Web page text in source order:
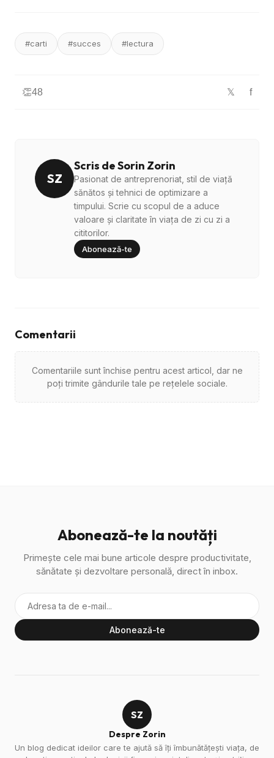
#carti #succes #lectura
👏48 𝕏 f
SZ
Scris de Sorin Zorin
Pasionat de antreprenoriat, stil de viață
sănătos și tehnici de optimizare a
timpului. Scrie cu scopul de a aduce
valoare și claritate în viața de zi cu zi a
cititorilor.
Abonează-te
Comentarii
Comentariile sunt închise pentru acest articol, dar ne
poți trimite gândurile tale pe rețelele sociale.
Abonează-te la noutăți
Primește cele mai bune articole despre productivitate,
sănătate și dezvoltare personală, direct în inbox.
Abonează-te
SZ
Despre Zorin
Un blog dedicat ideilor care te ajută să îți îmbunătățești viața, de